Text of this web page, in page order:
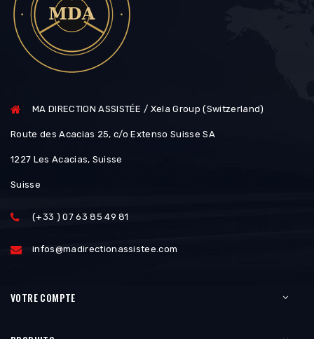
MA DIRECTION ASSISTÉE / Xela Group (Switzerland)
Route des Acacias 25, c/o Extenso Suisse SA
1227 Les Acacias, Suisse
Suisse
(+33 ) 07 63 85 49 81
infos@madirectionassistee.com
VOTRE COMPTE